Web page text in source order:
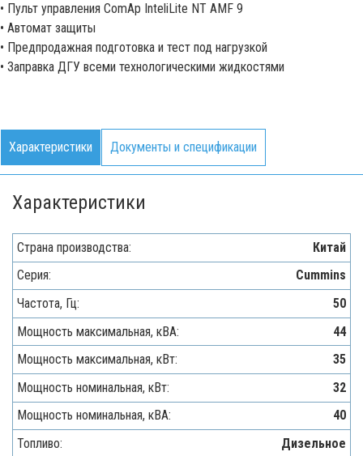
• Пульт управления ComAp InteliLite NT AMF 9
• Автомат защиты
• Предпродажная подготовка и тест под нагрузкой
• Заправка ДГУ всеми технологическими жидкостями
Характеристики Документы и спецификации
Характеристики
Страна производства:
Китай
Серия:
Cummins
Частота, Гц:
50
Мощность максимальная, кВA:
44
Мощность максимальная, кВт:
35
Мощность номинальная, кВт:
32
Мощность номинальная, кВА:
40
Топливо:
Дизельное